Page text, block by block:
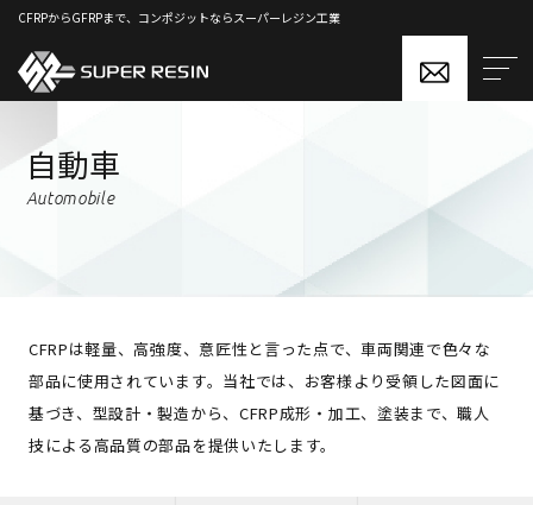
CFRPからGFRPまで、コンポジットならスーパーレジン工業
自動車
Automobile
CFRPは軽量、高強度、意匠性と言った点で、車両関連で色々な
部品に使用されています。当社では、お客様より受領した図面に
基づき、型設計・製造から、CFRP成形・加工、塗装まで、職人
技による高品質の部品を提供いたします。